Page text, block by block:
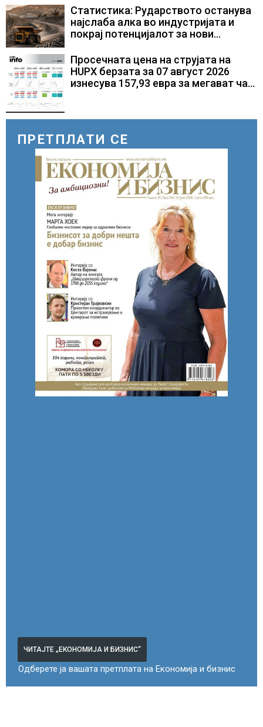
Статистика: Рударството останува
најслаба алка во индустријата и
покрај потенцијалот за нови
Просечната цена на струјата на
HUPX берзата за 07 август 2026
изнесува 157,93 евра за мегават час,
ПРЕТПЛАТИ СЕ
ЧИТАЈТЕ „ЕКОНОМИЈА И БИЗНИС“
Одберете ја вашата претплата на Економија и бизнис